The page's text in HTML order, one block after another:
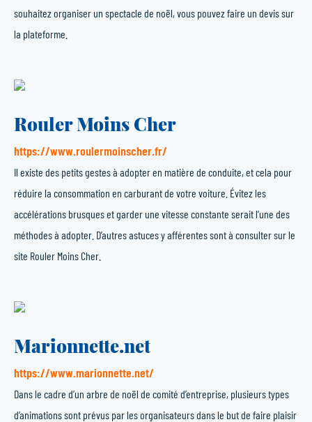
souhaitez organiser un spectacle de noël, vous pouvez faire un devis sur
la plateforme.
Rouler Moins Cher
https://www.roulermoinscher.fr/
Il existe des petits gestes à adopter en matière de conduite, et cela pour
réduire la consommation en carburant de votre voiture. Évitez les
accélérations brusques et garder une vitesse constante serait l’une des
méthodes à adopter. D’autres astuces y afférentes sont à consulter sur le
site Rouler Moins Cher.
Marionnette.net
https://www.marionnette.net/
Dans le cadre d’un arbre de noël de comité d’entreprise, plusieurs types
d’animations sont prévus par les organisateurs dans le but de faire plaisir